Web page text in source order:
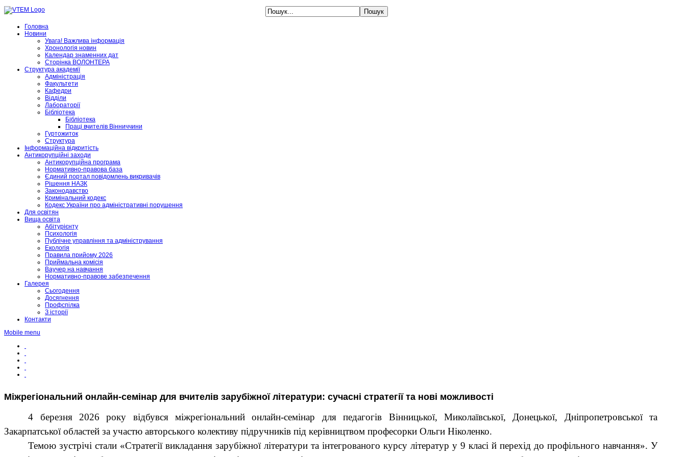
Головна
Новини
Увага! Важлива інформація
Хронологія новин
Календар знаменних дат
Сторінка ВОЛОНТЕРА
Структура академії
Адміністрація
Факультети
Кафедри
Відділи
Лабораторії
Бібліотека
Бібліотека
Праці вчителів Вінниччини
Гуртожиток
Структура
Інформаційна відкритість
Антикорупційні заходи
Антикорупційна програма
Нормативно-правова база
Єдиний портал повідомлень викривачів
Рішення НАЗК
Законодавство
Кримінальний кодекс
Кодекс України про адміністративні порушення
Для освітян
Вища освіта
Абітурієнту
Психологія
Публічне управління та адміністрування
Екологія
Правила прийому 2026
Приймальна комісія
Ваучер на навчання
Нормативно-правове забезпечення
Галерея
Сьогодення
Досягнення
Профспілка
З історії
Контакти
Mobile menu
Міжрегіональний онлайн-семінар для вчителів зарубіжної літератури: сучасні стратегії та нові можливості
4 березня 2026 року відбувся міжрегіональний онлайн-семінар для педагогів Вінницької, Миколаївської, Донецької, Дніпропетровської та
Закарпатської областей за участю авторського колективу підручників під керівництвом професорки Ольги Ніколенко.
Темою зустрічі стали «Стратегії викладання зарубіжної літератури та інтегрованого курсу літератур у 9 класі й перехід до профільного навчання». У